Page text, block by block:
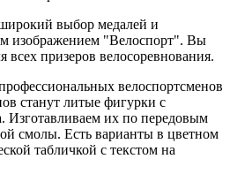
выбор медалей и
изображением "Велоспорт". Вы
всех призеров велосоревнования.
велоспортсменов
станут литые фигурки с
Изготавливаем их по передовым
смолы. Есть варианты в цветном
табличкой с текстом на